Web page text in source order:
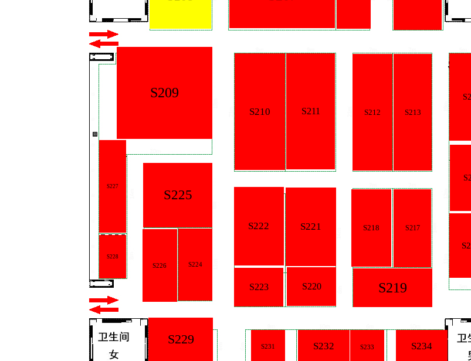
S209
S210 S211 S213
S215
S216
S219
S220
S221
S225
S226 S224
S229 S231 S232 S234
S214
S217